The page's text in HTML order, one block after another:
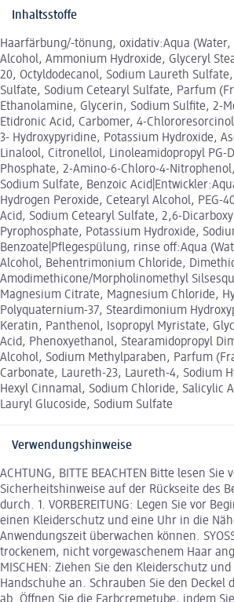
Inhaltsstoffe
Haarfärbung/-tönung, oxidativ:Aqua (Water,
Alcohol, Ammonium Hydroxide, Glyceryl
20, Octyldodecanol, Sodium Laureth
Sulfate, Sodium Cetearyl Sulfate, Parfum
Ethanolamine, Glycerin, Sodium Sulfite, 2-
Etidronic Acid, Carbomer, 4-
3- Hydroxypyridine, Potassium Hydroxide,
Linalool, Citronellol, Linoleamidopropyl PG-
Phosphate, 2-Amino-6-Chloro-4-
Sodium Sulfate, Benzoic
Hydrogen Peroxide, Cetearyl Alcohol, PEG-
Acid, Sodium Cetearyl Sulfate, 2,6-
Pyrophosphate, Potassium Hydroxide,
Benzoate|Pflegespülung, rinse off:Aqua
Alcohol, Behentrimonium Chloride,
Amodimethicone/Morpholinomethyl
Magnesium Citrate, Magnesium Chloride,
Polyquaternium-37, Steardimonium
Keratin, Panthenol, Isopropyl Myristate,
Acid, Phenoxyethanol, Stearamidopropyl
Alcohol, Sodium Methylparaben, Parfum
Carbonate, Laureth-23, Laureth-4, Sodium
Hexyl Cinnamal, Sodium Chloride, Salicylic
Lauryl Glucoside, Sodium Sulfate
Verwendungshinweise
ACHTUNG, BITTE BEACHTEN Bitte lesen
Sicherheitshinweise auf der Rückseite des
durch. 1. VORBEREITUNG: Legen Sie vor
einen Kleiderschutz und eine Uhr in die
Anwendungszeit überwachen können.
trockenem, nicht vorgewaschenem Haar
MISCHEN: Ziehen Sie den Kleiderschutz
Handschuhe an. Schrauben Sie den Deckel